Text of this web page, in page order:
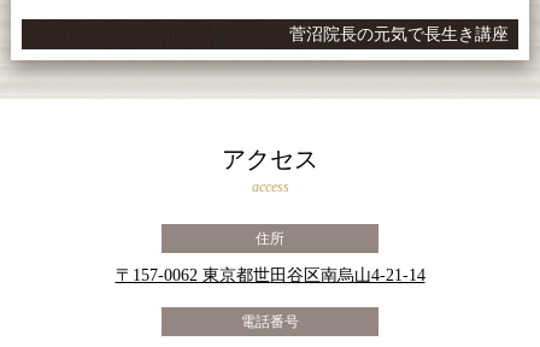
菅沼院長の元気で長生き講座
アクセス
access
住所
〒157-0062 東京都世田谷区南烏山4-21-14
電話番号